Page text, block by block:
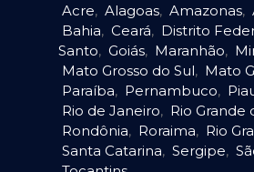
Acre, Alagoas, Amazonas,
Bahia, Ceará, Distrito
Santo, Goiás, Maranhão,
Mato Grosso do Sul, Mato
Paraíba, Pernambuco,
Rio de Janeiro, Rio Grande
Rondônia, Roraima, Rio
Santa Catarina, Sergipe,